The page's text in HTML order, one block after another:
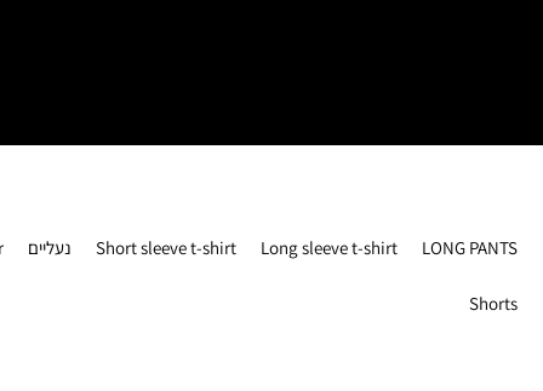
נעליים Short sleeve t-shirt Long sleeve t-shirt LONG PANTS
Shorts